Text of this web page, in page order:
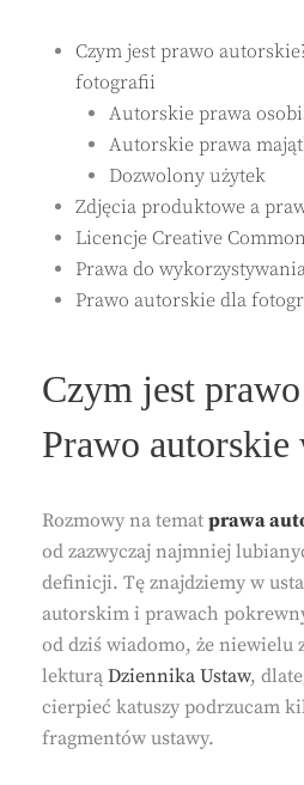
Czym jest prawo
fotografii
Autorskie prawa
Autorskie prawa
Dozwolony użytek
Zdjęcia produktowe a
Licencje Creative
Prawa do
Prawo autorskie dla
Czym jest
Prawo
Rozmowy na temat prawa
od zazwyczaj najmniej
definicji. Tę znajdziemy w
autorskim i prawach
od dziś wiadomo, że niewielu
lekturą Dziennika Ustaw,
cierpieć katuszy podrzucam
fragmentów ustawy.